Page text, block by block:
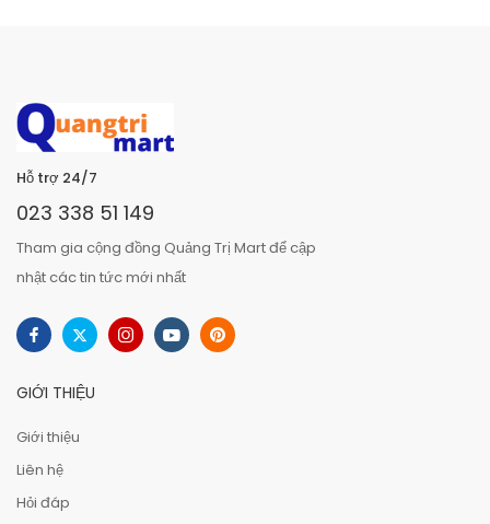
Hỗ trợ 24/7
023 338 51 149
Tham gia cộng đồng Quảng Trị Mart để cập
nhật các tin tức mới nhất
GIỚI THIỆU
Giới thiệu
Liên hệ
Hỏi đáp